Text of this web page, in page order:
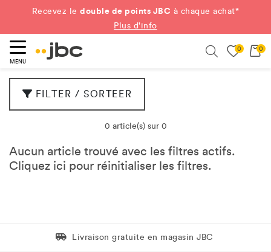
Recevez ledouble de points JBC à chaque achat*
Plus d'info
MENU
0 0
FILTER / SORTEER
0 article(s) sur 0
Aucun article trouvé avec les filtres actifs.
Cliquez ici pour réinitialiser les filtres.
Livraison gratuite en magasin JBC
Livraison gratuite en magasin JBC